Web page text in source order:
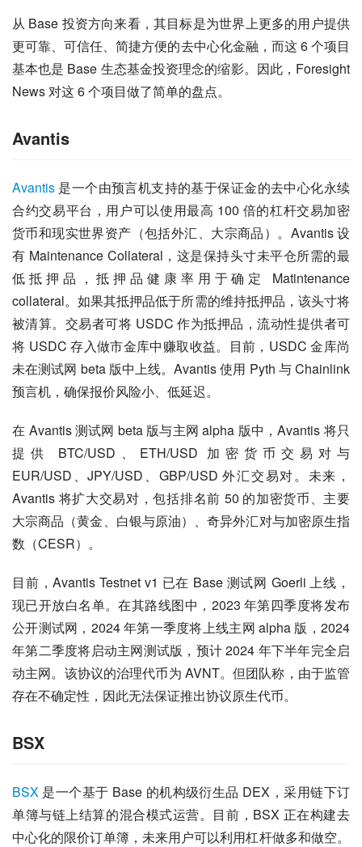
从 Base 投资方向来看，其目标是为世界上更多的用户提供
更可靠、可信任、简捷方便的去中心化金融，而这 6 个项目
基本也是 Base 生态基金投资理念的缩影。因此，Foresight
News 对这 6 个项目做了简单的盘点。
Avantis
Avantis 是一个由预言机支持的基于保证金的去中心化永续
合约交易平台，用户可以使用最高 100 倍的杠杆交易加密
货币和现实世界资产（包括外汇、大宗商品）。Avantis 设
有 Maintenance Collateral，这是保持头寸未平仓所需的最
低抵押品，抵押品健康率用于确定 Matintenance
collateral。如果其抵押品低于所需的维持抵押品，该头寸将
被清算。交易者可将 USDC 作为抵押品，流动性提供者可
将 USDC 存入做市金库中赚取收益。目前，USDC 金库尚
未在测试网 beta 版中上线。Avantis 使用 Pyth 与 Chainlink
预言机，确保报价风险小、低延迟。
在 Avantis 测试网 beta 版与主网 alpha 版中，Avantis 将只
提供 BTC/USD、ETH/USD 加密货币交易对与
EUR/USD、JPY/USD、GBP/USD 外汇交易对。未来，
Avantis 将扩大交易对，包括排名前 50 的加密货币、主要
大宗商品（黄金、白银与原油）、奇异外汇对与加密原生指
数（CESR）。
目前，Avantis Testnet v1 已在 Base 测试网 Goerli 上线，
现已开放白名单。在其路线图中，2023 年第四季度将发布
公开测试网，2024 年第一季度将上线主网 alpha 版，2024
年第二季度将启动主网测试版，预计 2024 年下半年完全启
动主网。该协议的治理代币为 AVNT。但团队称，由于监管
存在不确定性，因此无法保证推出协议原生代币。
BSX
BSX 是一个基于 Base 的机构级衍生品 DEX，采用链下订
单簿与链上结算的混合模式运营。目前，BSX 正在构建去
中心化的限价订单簿，未来用户可以利用杠杆做多和做空。